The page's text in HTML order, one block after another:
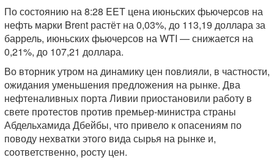
По состоянию на 8:28 EET цена июньских фьючерсов на
нефть марки Brent растёт на 0,03%, до 113,19 доллара за
баррель, июньских фьючерсов на WTI — снижается на
0,21%, до 107,21 доллара.
Во вторник утром на динамику цен повлияли, в частности,
ожидания уменьшения предложения на рынке. Два
нефтеналивных порта Ливии приостановили работу в
свете протестов против премьер-министра страны
Абдельхамида Дбейбы, что привело к опасениям по
поводу нехватки этого вида сырья на рынке и,
соответственно, росту цен.